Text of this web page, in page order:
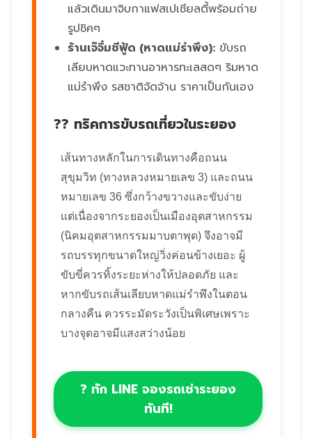
แล้วเดินมาจิบกาแฟสเปเชียลตี้พร้อมถ่าย
รูปชิคๆ
ร้านเจ๊จิ๋มซีฟู้ด (หาดแม่รำพึง): ขับรถ
เลียบหาดแวะทานอาหารทะเลสดๆ ริมหาด
แม่รำพึง รสชาติจัดจ้าน ราคาเป็นกันเอง
?? ทริคการขับรถเที่ยวในระยอง
เส้นทางหลักในการเดินทางคือถนน
สุขุมวิท (ทางหลวงหมายเลข 3) และถนน
หมายเลข 36 ซึ่งกว้างขวางและขับง่าย
แต่เนื่องจากระยองเป็นเมืองอุตสาหกรรม
(นิคมอุตสาหกรรมมาบตาพุด) จึงอาจมี
รถบรรทุกขนาดใหญ่วิ่งค่อนข้างเยอะ ผู้
ขับขี่ควรทิ้งระยะห่างให้ปลอดภัย และ
หากขับรถเส้นเลียบหาดแม่รำพึงในตอน
กลางคืน ควรระมัดระวังเป็นพิเศษเพราะ
บางจุดอาจมีแสงสว่างน้อย
? ทัก LINE จองรถเช่าระยอง
ทันที!